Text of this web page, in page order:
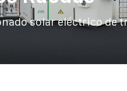
solar eléctrico de